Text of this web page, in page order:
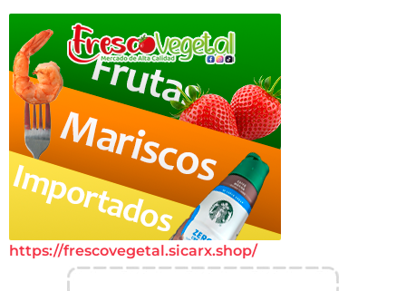
https://frescovegetal.sicarx.shop/